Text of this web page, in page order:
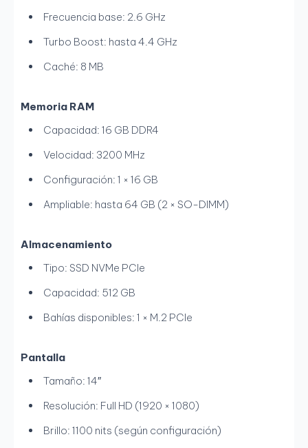
Frecuencia base: 2.6 GHz
Turbo Boost: hasta 4.4 GHz
Caché: 8 MB
Memoria RAM
Capacidad: 16 GB DDR4
Velocidad: 3200 MHz
Configuración: 1 × 16 GB
Ampliable: hasta 64 GB (2 × SO-DIMM)
Almacenamiento
Tipo: SSD NVMe PCIe
Capacidad: 512 GB
Bahías disponibles: 1 × M.2 PCIe
Pantalla
Tamaño: 14″
Resolución: Full HD (1920 × 1080)
Brillo: 1100 nits (según configuración)